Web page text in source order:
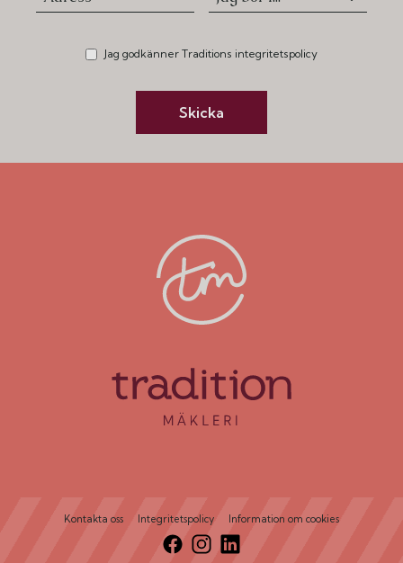
Jag godkänner Traditions integritetspolicy
Skicka
Kontakta oss Integritetspolicy Information om cookies